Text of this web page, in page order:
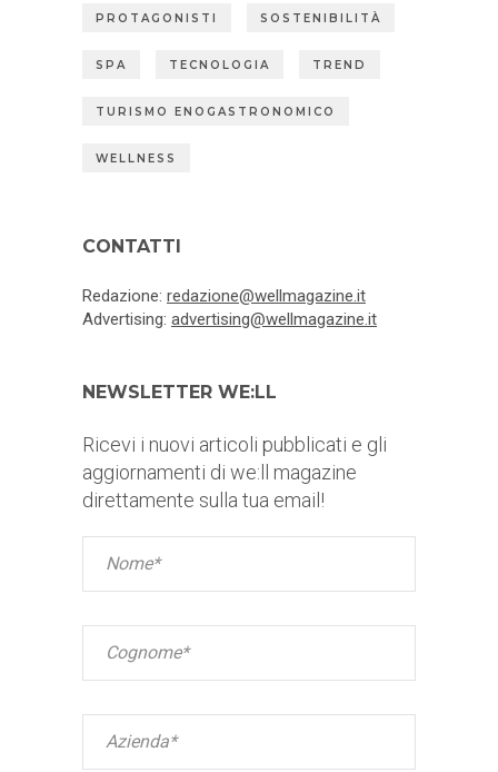
PROTAGONISTI SOSTENIBILITÀ
SPA TECNOLOGIA TREND
TURISMO ENOGASTRONOMICO
WELLNESS
CONTATTI
Redazione: redazione@wellmagazine.it
Advertising: advertising@wellmagazine.it
NEWSLETTER WE:LL
Ricevi i nuovi articoli pubblicati e gli
aggiornamenti di we:ll magazine
direttamente sulla tua email!